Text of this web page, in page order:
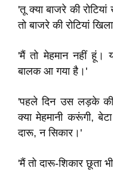
'तू क्या बाजरे की
तो बाजरे की रोटियां
'मैं तो मेहमान नहीं हूं।
बालक आ गया है।'
'पहले दिन उस लड़के की
क्या मेहमानी करूंगी,
दारू, न सिकार।'
'मैं तो दारू-शिकार छूता